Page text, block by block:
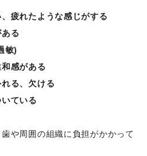
疲れたような感じがする
る
敏)
感がある
る、欠ける
ている
や周囲の組織に負担がかかって